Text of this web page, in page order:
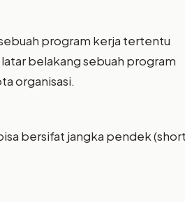
program kerja tertentu
belakang sebuah program
organisasi.
bersifat jangka pendek